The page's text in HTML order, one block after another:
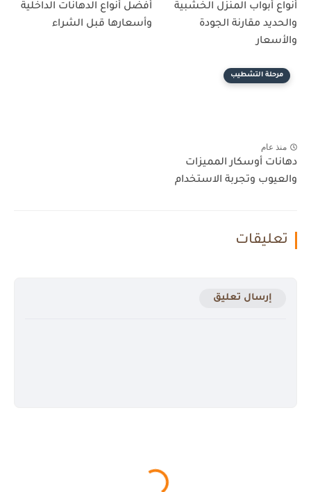
أنواع أبواب المنزل الخشبية
والحديد مقارنة الجودة
والأسعار
أفضل أنواع الدهانات الداخلية
وأسعارها قبل الشراء
مرحلة التشطيب
منذ عام
دهانات أوسكار المميزات
والعيوب وتجربة الاستخدام
تعليقات
إرسال تعليق